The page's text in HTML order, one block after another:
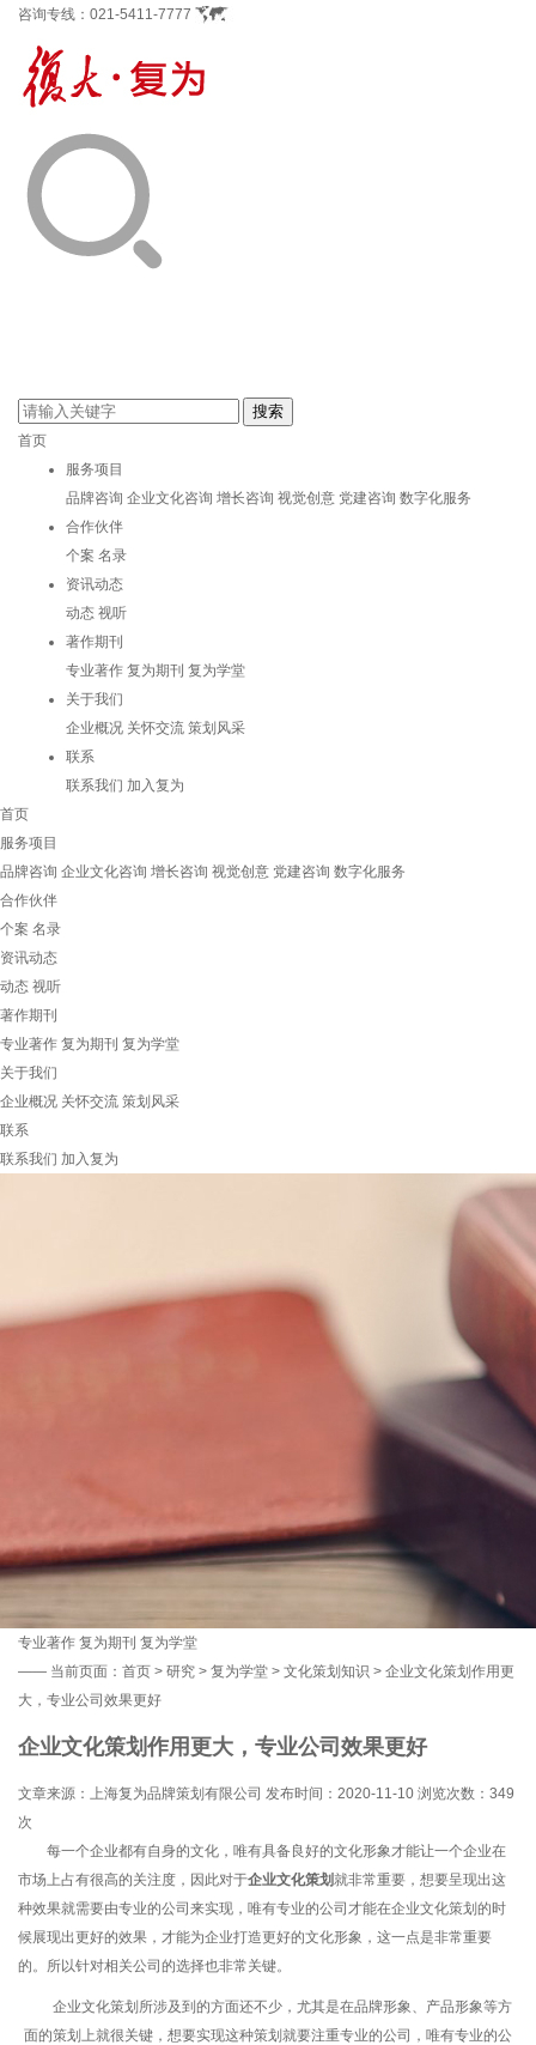
咨询专线： 021-5411-7777
首页
服务项目
品牌咨询 企业文化咨询 增长咨询 视觉创意 党建咨询 数字化服务
合作伙伴
个案 名录
资讯动态
动态 视听
著作期刊
专业著作 复为期刊 复为学堂
关于我们
企业概况 关怀交流 策划风采
联系
联系我们 加入复为
首页
服务项目
品牌咨询 企业文化咨询 增长咨询 视觉创意 党建咨询 数字化服务
合作伙伴
个案 名录
资讯动态
动态 视听
著作期刊
专业著作 复为期刊 复为学堂
关于我们
企业概况 关怀交流 策划风采
联系
联系我们 加入复为
专业著作 复为期刊 复为学堂
—— 当前页面： 首页 > 研究 > 复为学堂 > 文化策划知识 > 企业文化策划作用更
大，专业公司效果更好
企业文化策划作用更大，专业公司效果更好
文章来源：上海复为品牌策划有限公司 发布时间：2020-11-10 浏览次数： 349
次
每一个企业都有自身的文化，唯有具备良好的文化形象才能让一个企业在
市场上占有很高的关注度，因此对于企业文化策划就非常重要，想要呈现出这
种效果就需要由专业的公司来实现，唯有专业的公司才能在企业文化策划的时
候展现出更好的效果，才能为企业打造更好的文化形象，这一点是非常重要
的。所以针对相关公司的选择也非常关键。
企业文化策划所涉及到的方面还不少，尤其是在品牌形象、产品形象等方
面的策划上就很关键，想要实现这种策划就要注重专业的公司，唯有专业的公